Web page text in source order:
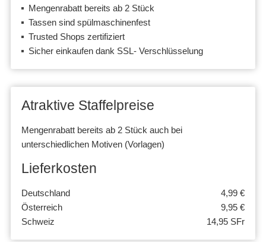
Mengenrabatt bereits ab 2 Stück
Tassen sind spülmaschinenfest
Trusted Shops zertifiziert
Sicher einkaufen dank SSL- Verschlüsselung
Atraktive Staffelpreise
Mengenrabatt bereits ab 2 Stück auch bei
unterschiedlichen Motiven (Vorlagen)
Lieferkosten
Deutschland
4,99 €
Österreich
9,95 €
Schweiz
14,95 SFr